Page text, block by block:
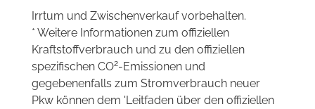
Irrtum und Zwischenverkauf vorbehalten.
* Weitere Informationen zum offiziellen
Kraftstoffverbrauch und zu den offiziellen
spezifischen CO2-Emissionen und
gegebenenfalls zum Stromverbrauch neuer
Pkw können dem 'Leitfaden über den offiziellen